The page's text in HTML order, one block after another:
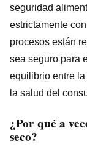
seguridad
estrictamente
procesos están
sea seguro para
equilibrio entre
la salud del
¿Por qué a
seco?